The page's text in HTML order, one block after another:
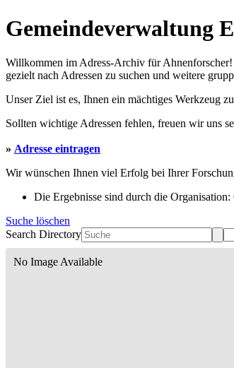
Gemeindeverwaltung
Willkommen im Adress-Archiv für
gezielt nach Adressen zu suchen und weitere
Unser Ziel ist es, Ihnen ein mächtiges Werkzeug
Sollten wichtige Adressen fehlen, freuen wir uns
» Adresse eintragen
Wir wünschen Ihnen viel Erfolg bei Ihrer
Die Ergebnisse sind durch die
Suche löschen
Search Directory
No Image Available